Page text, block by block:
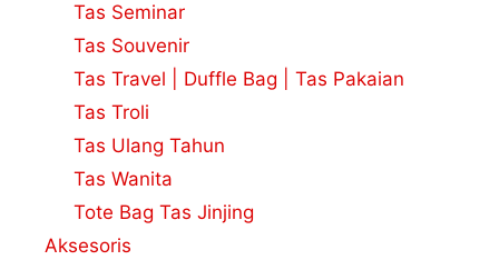
Tas Seminar
Tas Souvenir
Tas Travel | Duffle Bag | Tas Pakaian
Tas Troli
Tas Ulang Tahun
Tas Wanita
Tote Bag Tas Jinjing
Aksesoris